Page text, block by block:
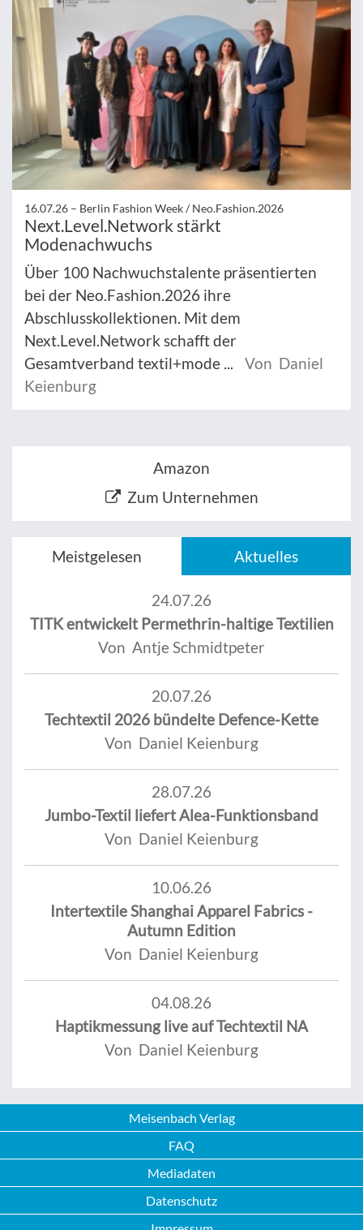
16.07.26 – Berlin Fashion Week / Neo.Fashion.2026
Next.Level.Network stärkt
Modenachwuchs
Über 100 Nachwuchstalente präsentierten
bei der Neo.Fashion.2026 ihre
Abschlusskollektionen. Mit dem
Next.Level.Network schafft der
Gesamtverband textil+mode ...
Von Daniel
Keienburg
Amazon
Zum Unternehmen
Meistgelesen Aktuelles
24.07.26
TITK entwickelt Permethrin-haltige Textilien
Von Antje Schmidtpeter
20.07.26
Techtextil 2026 bündelte Defence-Kette
Von Daniel Keienburg
28.07.26
Jumbo-Textil liefert Alea-Funktionsband
Von Daniel Keienburg
10.06.26
Intertextile Shanghai Apparel Fabrics -
Autumn Edition
Von Daniel Keienburg
04.08.26
Haptikmessung live auf Techtextil NA
Von Daniel Keienburg
Meisenbach Verlag
FAQ
Mediadaten
Datenschutz